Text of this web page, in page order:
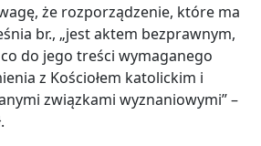
że rozporządzenie, które ma
br., „jest aktem bezprawnym,
do jego treści wymaganego
z Kościołem katolickim i
związkami wyznaniowymi” –